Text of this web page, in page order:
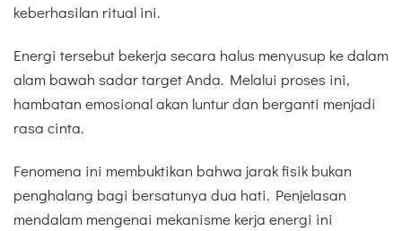
keberhasilan ritual ini.
Energi tersebut bekerja secara halus menyusup ke dalam
alam bawah sadar target Anda. Melalui proses ini,
hambatan emosional akan luntur dan berganti menjadi
rasa cinta.
Fenomena ini membuktikan bahwa jarak fisik bukan
penghalang bagi bersatunya dua hati. Penjelasan
mendalam mengenai mekanisme kerja energi ini